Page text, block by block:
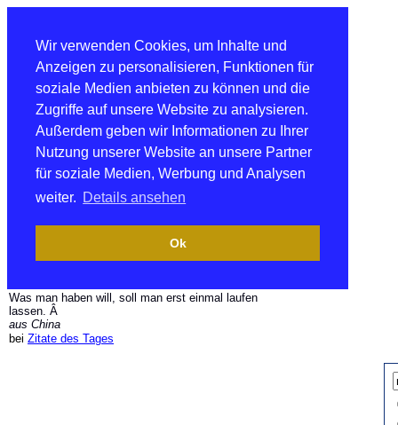
Wir verwenden Cookies, um Inhalte und
Anzeigen zu personalisieren, Funktionen für
soziale Medien anbieten zu können und die
Zugriffe auf unsere Website zu analysieren.
Außerdem geben wir Informationen zu Ihrer
Nutzung unserer Website an unsere Partner
für soziale Medien, Werbung und Analysen
weiter. Details ansehen
Ok
Was man haben will, soll man erst einmal laufen
lassen. Â
aus China
bei Zitate des Tages